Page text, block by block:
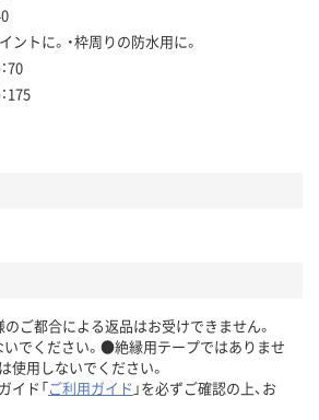
ントに。・枠周りの防水用に。
70
175
のご都合による返品はお受けできません。
でください。●絶縁用テープではありませ
使用しないでください。
イド「ご利用ガイド 」を必ずご確認の上、お